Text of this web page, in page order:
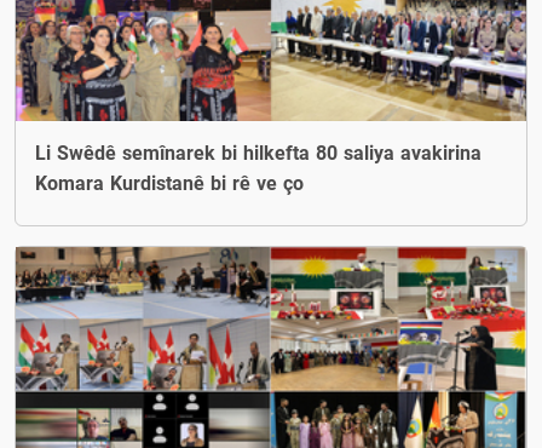
Li Swêdê semînarek bi hilkefta 80 saliya avakirina
Komara Kurdistanê bi rê ve ço